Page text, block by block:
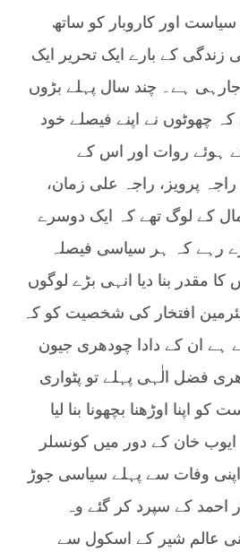
اور کاروبار کو ساتھ
زندگی کے بارے ایک تحریر ایک
ہے۔ چند سال پہلے بڑوں
چھوٹوں نے اپنے فیصلے خود
ہوئے روات اور اس کے
پرویز، راجہ علی زمان،
کے لوگ تھے کہ ایک دوسرے
رہے کہ ہر سیاسی فیصلہ
مقدر بنا دیا انہی بڑے لوگوں
افتخار کی شخصیت کو کہ
ان کے دادا چودھری جیون
فضل الٰہی پہلے تو پٹواری
اوڑھنا بچھونا بنا لیا
خان کے دور میں کونسلر
ہو کر گاؤں اور علاقے کی خدمت کی 1964ء میں اپنی وفات سے پہلے سیاسی جوڑ
احمد کے سپرد کر گئے وہ
عالم شیر کے اسکول سے